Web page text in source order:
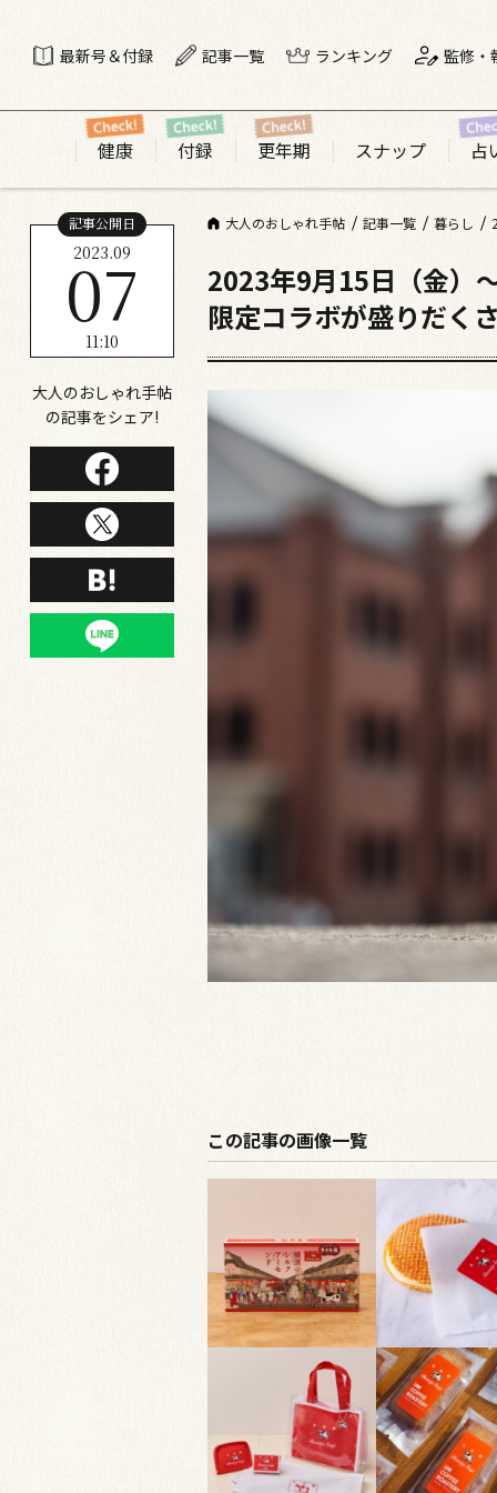
最新号＆付録 記事一覧 ランキング 監修・
健康 付録 更年期 スナップ 占
記事公開日
2023.09
07
11:10
大人のおしゃれ手帖
の記事をシェア!
大人のおしゃれ手帖 記事一覧 暮らし
2023年9月15日（金）
限定コラボが盛りだく
この記事の画像一覧